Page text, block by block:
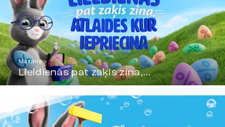
Maxima
Lieldienās pat zaķis zina,...